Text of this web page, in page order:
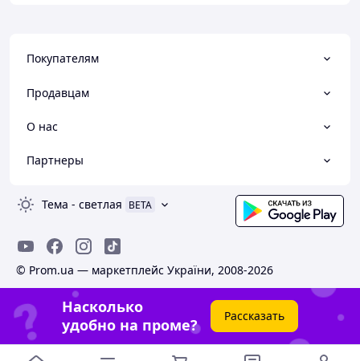
Покупателям
Продавцам
О нас
Партнеры
Тема - светлая BETA
© Prom.ua — маркетплейс України, 2008-2026
Насколько
удобно на проме?
Рассказать